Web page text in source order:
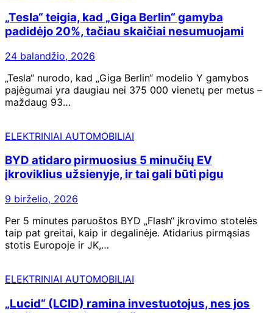
„Tesla“ teigia, kad „Giga Berlin“ gamyba
padidėjo 20%, tačiau skaičiai nesumuojami
24 balandžio, 2026
„Tesla“ nurodo, kad „Giga Berlin“ modelio Y gamybos
pajėgumai yra daugiau nei 375 000 vienetų per metus –
maždaug 93…
ELEKTRINIAI AUTOMOBILIAI
BYD atidaro pirmuosius 5 minučių EV
įkroviklius užsienyje, ir tai gali būti pigu
9 birželio, 2026
Per 5 minutes paruoštos BYD „Flash“ įkrovimo stotelės
taip pat greitai, kaip ir degalinėje. Atidarius pirmąsias
stotis Europoje ir JK,…
ELEKTRINIAI AUTOMOBILIAI
„Lucid“ (LCID) ramina investuotojus, nes jos